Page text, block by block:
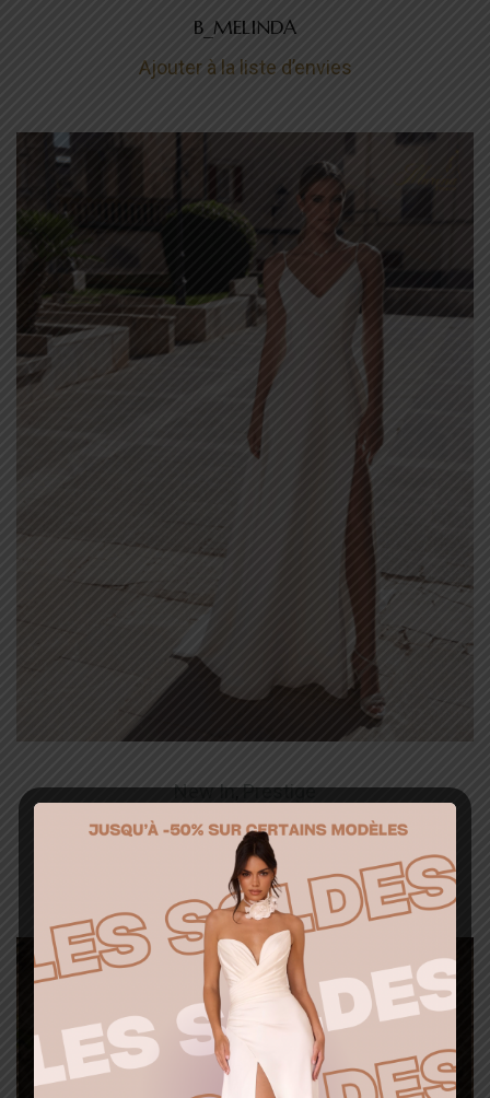
B_MELINDA
Ajouter à la liste d’envies
New In,Prestige
B_ADELINA
Ajouter à la liste d’envies